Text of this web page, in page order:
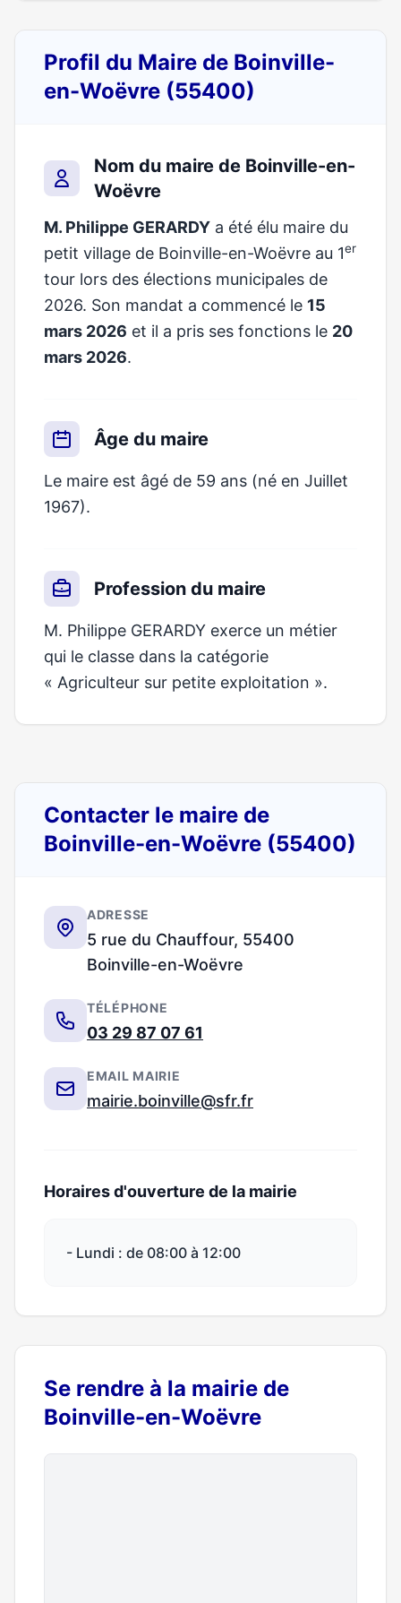
Profil du Maire de Boinville-
en-Woëvre (55400)
Nom du maire de Boinville-en-
Woëvre
M. Philippe GERARDY a été élu maire du
petit village de Boinville-en-Woëvre au 1er
tour lors des élections municipales de
2026. Son mandat a commencé le 15
mars 2026 et il a pris ses fonctions le 20
mars 2026.
Âge du maire
Le maire est âgé de 59 ans (né en Juillet
1967).
Profession du maire
M. Philippe GERARDY exerce un métier
qui le classe dans la catégorie
« Agriculteur sur petite exploitation ».
Contacter le maire de
Boinville-en-Woëvre (55400)
ADRESSE
5 rue du Chauffour, 55400
Boinville-en-Woëvre
TÉLÉPHONE
03 29 87 07 61
EMAIL MAIRIE
mairie.boinville@sfr.fr
Horaires d'ouverture de la mairie
- Lundi : de 08:00 à 12:00
Se rendre à la mairie de
Boinville-en-Woëvre